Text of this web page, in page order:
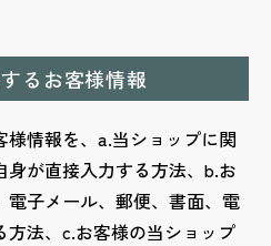
るお客様情報
情報を、a.当ショップに関
が直接入力する方法、b.お
子メール、郵便、書面、電
法、c.お客様の当ショップ